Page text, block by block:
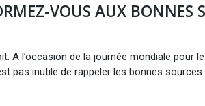
VOUS AUX BONNES
A l’occasion de la journée mondiale pour
pas inutile de rappeler les bonnes sources